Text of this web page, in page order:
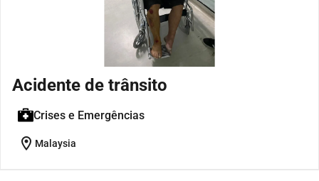
Acidente de trânsito
Crises e Emergências
location_on Malaysia